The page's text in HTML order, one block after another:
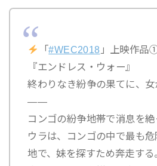
「#WEC2018 」上映作品
『エンドレス・ウォー』
終わりなき紛争の果てに、
――
コンゴの紛争地帯で消息を
ウラは、コンゴの中で最も
地で、妹を探すため奔走す